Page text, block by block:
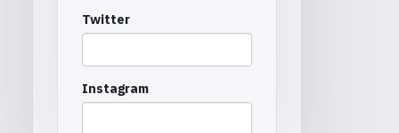
Twitter
Instagram